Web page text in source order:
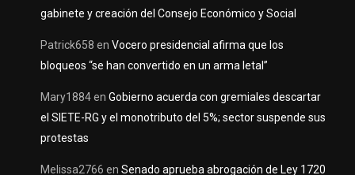
gabinete y creación del Consejo Económico y Social
Patrick658 en Vocero presidencial afirma que los
bloqueos “se han convertido en un arma letal”
Mary1884en Gobierno acuerda con gremiales descartar
el SIETE-RG y el monotributo del 5%; sector suspende sus
protestas
Melissa2766 en Senado aprueba abrogación de Ley 1720